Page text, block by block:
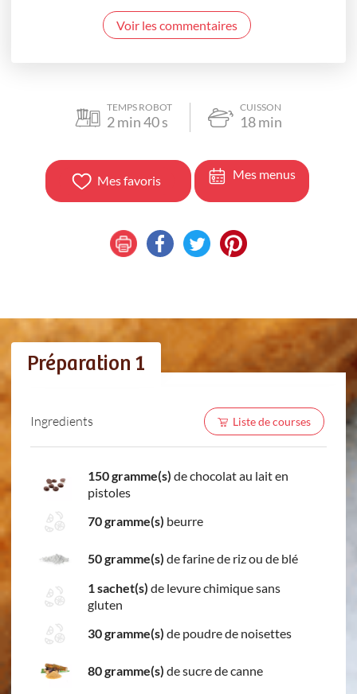
Voir les commentaires
TEMPS ROBOT
2min40s
CUISSON
18min
Mes favoris Mes menus
Préparation 1
Ingredients Liste de courses
150 gramme(s) de chocolat au lait en
pistoles
70 gramme(s) beurre
50 gramme(s) de farine de riz ou de blé
1 sachet(s) de levure chimique sans
gluten
30 gramme(s) de poudre de noisettes
80 gramme(s) de sucre de canne